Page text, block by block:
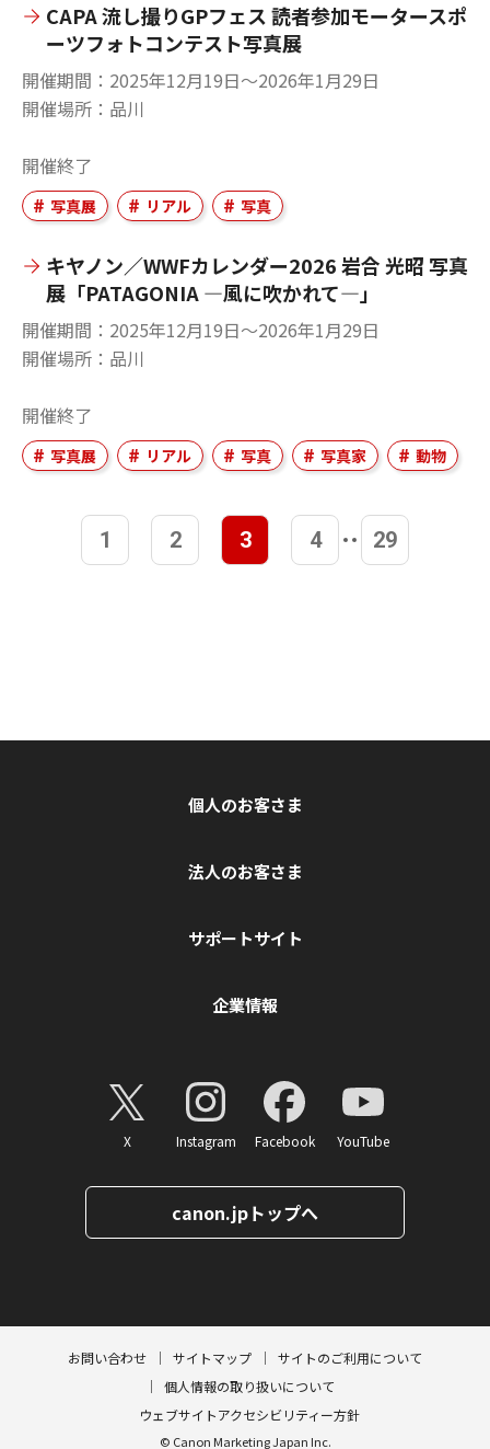
CAPA 流し撮りGPフェス 読者参加モータースポ
ーツフォトコンテスト写真展
開催期間
2025年12月19日〜2026年1月29日
開催場所
品川
開催終了
写真展 リアル 写真
キヤノン／WWFカレンダー2026 岩合 光昭 写真
展「PATAGONIA ―風に吹かれて―」
開催期間
2025年12月19日〜2026年1月29日
開催場所
品川
開催終了
写真展 リアル 写真 写真家 動物
1 2 3 4 29
個人のお客さま
法人のお客さま
サポートサイト
企業情報
X Instagram Facebook YouTube
canon.jpトップへ
お問い合わせ サイトマップ
サイトのご利用について
個人情報の取り扱いについて
ウェブサイトアクセシビリティー方針
© Canon Marketing Japan Inc.